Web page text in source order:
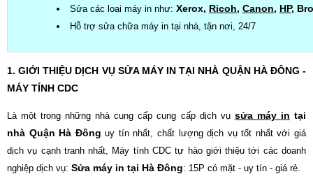
Sửa các loại máy in như: Xerox, Ricoh, Canon, HP,
Hỗ trợ sửa chữa máy in tại nhà, tận nơi, 24/7
1. GIỚI THIỆU DỊCH VỤ SỬA MÁY IN TẠI NHÀ QUẬN HÀ ĐÔNG -
MÁY TÍNH CDC
Là một trong những nhà cung cấp cung cấp dịch vụ sửa máy in tại
nhà Quận Hà Đông uy tín nhất, chất lượng dịch vụ tốt nhất với giá
dịch vụ cạnh tranh nhất, Máy tính CDC tự hào giới thiệu tới các doanh
nghiệp dịch vụ: Sửa máy in tại Hà Đông: 15P có mặt - uy tín - giá rẻ.